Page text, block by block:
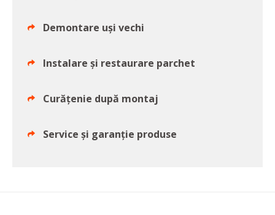
Demontare uşi vechi
Instalare și restaurare parchet
Curăţenie după montaj
Service şi garanţie produse